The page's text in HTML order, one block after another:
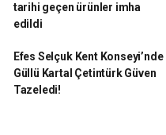
tarihi geçen ürünler imha
edildi
Efes Selçuk Kent Konseyi’nde
Güllü Kartal Çetintürk Güven
Tazeledi!